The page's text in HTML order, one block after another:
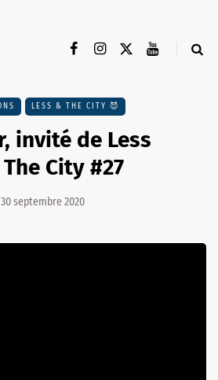
LESS & THE CITY 😈
invité de Less
City #27
30 septembre 2020